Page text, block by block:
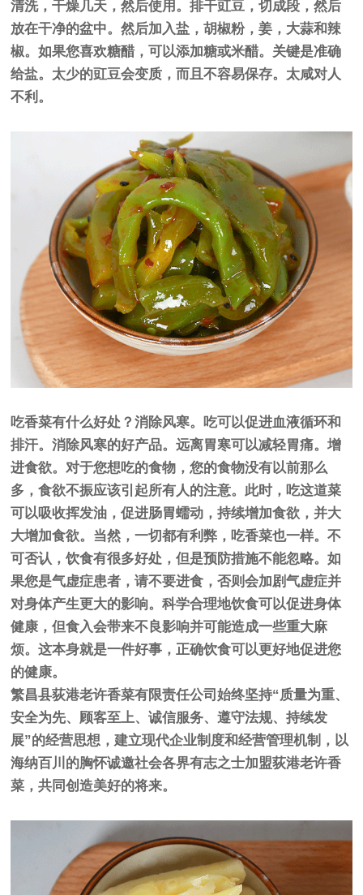
清洗，干燥几天，然后使用。排干豇豆，切成段，然后
放在干净的盆中。然后加入盐，胡椒粉，姜，大蒜和辣
椒。如果您喜欢糖醋，可以添加糖或米醋。关键是准确
给盐。太少的豇豆会变质，而且不容易保存。太咸对人
不利。
吃香菜有什么好处？消除风寒。吃可以促进血液循环和
排汗。消除风寒的好产品。远离胃寒可以减轻胃痛。增
进食欲。对于您想吃的食物，您的食物没有以前那么
多，食欲不振应该引起所有人的注意。此时，吃这道菜
可以吸收挥发油，促进肠胃蠕动，持续增加食欲，并大
大增加食欲。当然，一切都有利弊，吃香菜也一样。不
可否认，饮食有很多好处，但是预防措施不能忽略。如
果您是气虚症患者，请不要进食，否则会加剧气虚症并
对身体产生更大的影响。科学合理地饮食可以促进身体
健康，但食入会带来不良影响并可能造成一些重大麻
烦。这本身就是一件好事，正确饮食可以更好地促进您
的健康。
繁昌县荻港老许香菜有限责任公司始终坚持“质量为重、
安全为先、顾客至上、诚信服务、遵守法规、持续发
展”的经营思想，建立现代企业制度和经营管理机制，以
海纳百川的胸怀诚邀社会各界有志之士加盟荻港老许香
菜，共同创造美好的将来。